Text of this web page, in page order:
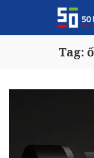
Tag: